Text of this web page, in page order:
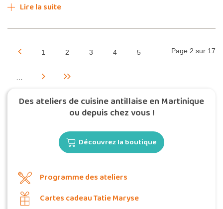
Lire la suite
Page 2 sur 17
1 2 3 4 5
Des ateliers de cuisine antillaise en Martinique
ou depuis chez vous !
Découvrez la boutique
Programme des ateliers
Cartes cadeau Tatie Maryse